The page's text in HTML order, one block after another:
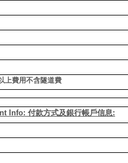
上費用不含隧道費
Info: 付款方式及銀行帳戶信息: